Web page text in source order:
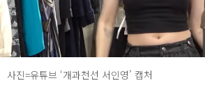
사진=유튜브 ‘개과천선 서인영’ 캡처